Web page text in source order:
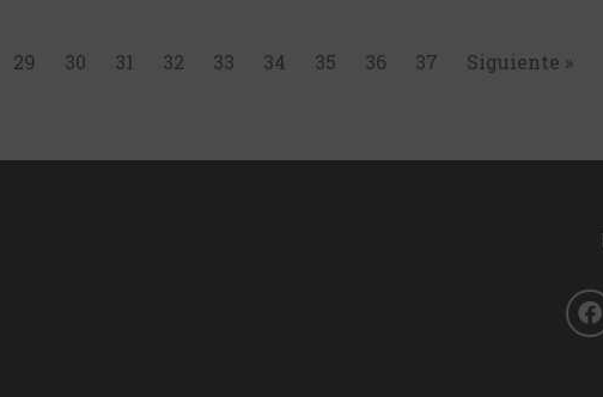
29 30 31 32 33 34 35 36 37 Siguiente »